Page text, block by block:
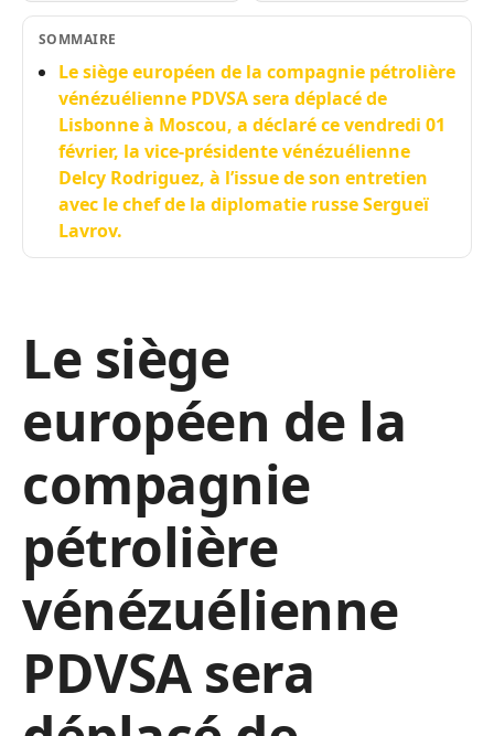
SOMMAIRE
Le siège européen de la compagnie pétrolière
vénézuélienne PDVSA sera déplacé de
Lisbonne à Moscou, a déclaré ce vendredi 01
février, la vice-présidente vénézuélienne
Delcy Rodriguez, à l’issue de son entretien
avec le chef de la diplomatie russe Sergueï
Lavrov.
Le siège
européen de la
compagnie
pétrolière
vénézuélienne
PDVSA sera